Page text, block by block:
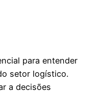
para entender
setor logístico.
a decisões